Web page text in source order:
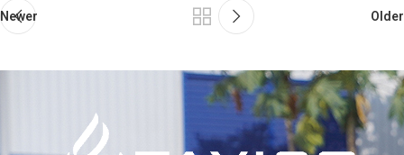
Newer Older